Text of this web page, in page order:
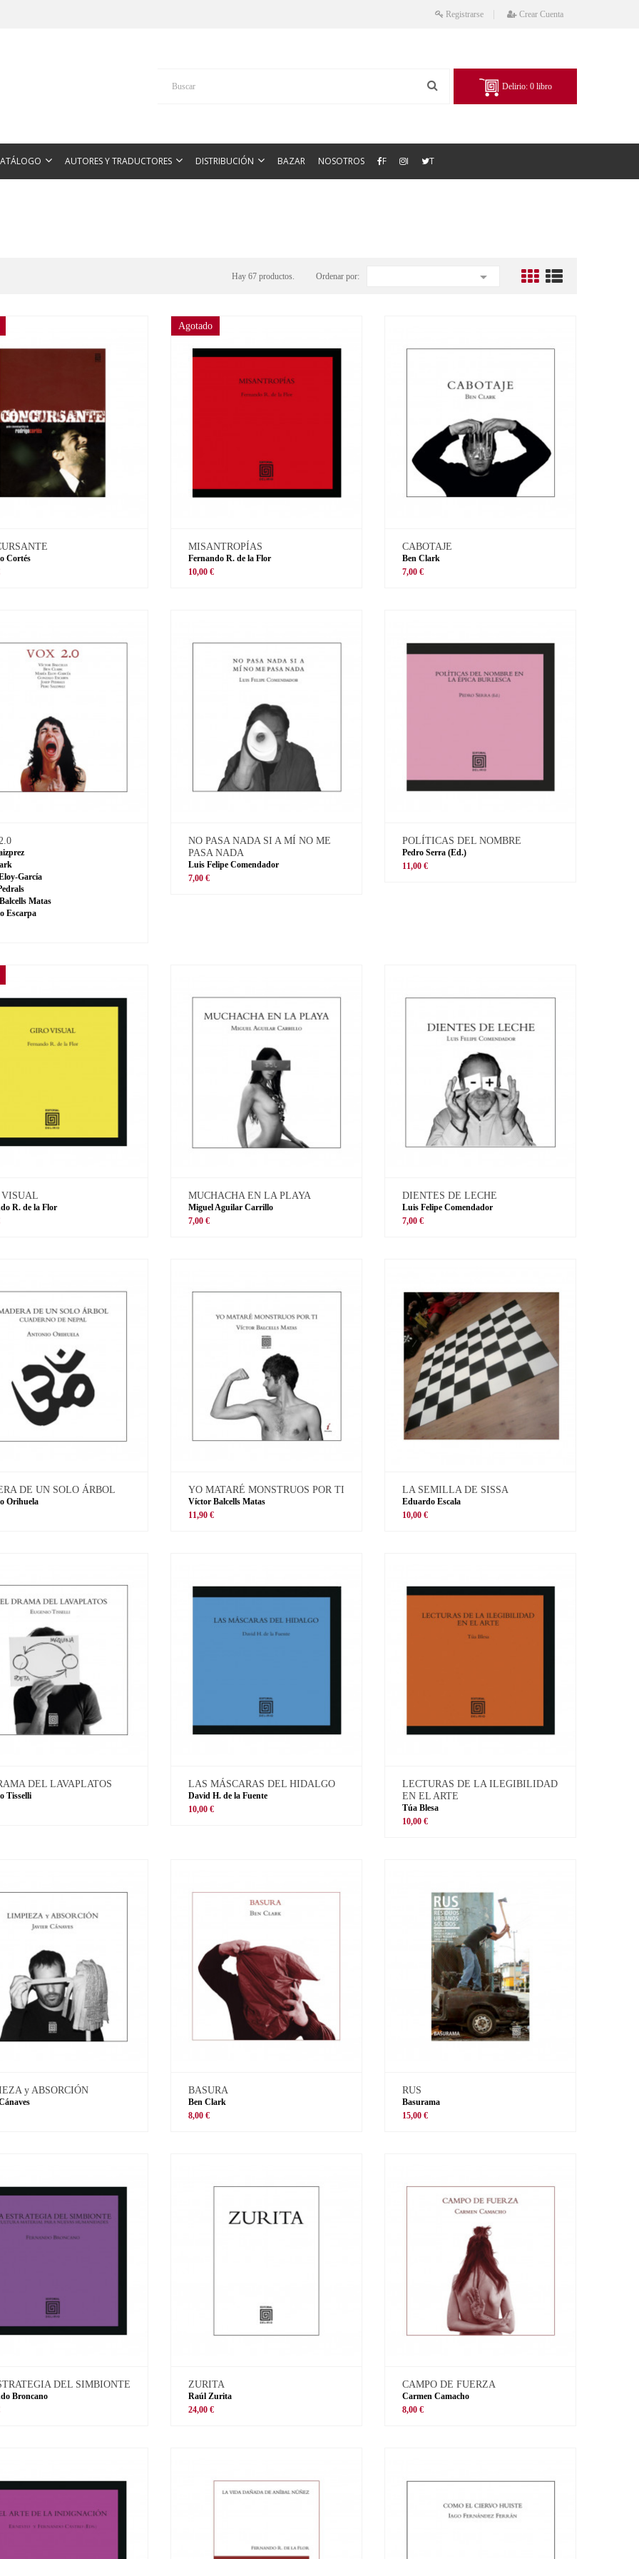
Registrarse Crear Cuenta
Delirio: 0 libro
AUTORES Y TRADUCTORES DISTRIBUCIÓN BAZAR NOSOTROS F I T
Hay 67 productos. Ordenar por: 
Cortés
Agotado
MISANTROPÍAS
Fernando R. de la Flor
10,00 €
CABOTAJE
Ben Clark
7,00 €
García
Matas
Escarpa
NO PASA NADA SI A MÍ NO ME
PASA NADA
Luis Felipe Comendador
7,00 €
POLÍTICAS DEL NOMBRE
Pedro Serra (Ed.)
11,00 €
VISUAL
R. de la Flor
MUCHACHA EN LA PLAYA
Miguel Aguilar Carrillo
7,00 €
DIENTES DE LECHE
Luis Felipe Comendador
7,00 €
DE UN SOLO ÁRBOL
Orihuela
YO MATARÉ MONSTRUOS POR TI
Víctor Balcells Matas
11,90 €
LA SEMILLA DE SISSA
Eduardo Escala
10,00 €
DEL LAVAPLATOS
Tisselli
LAS MÁSCARAS DEL HIDALGO
David H. de la Fuente
10,00 €
LECTURAS DE LA ILEGIBILIDAD
EN EL ARTE
Túa Blesa
10,00 €
y ABSORCIÓN BASURA
Ben Clark
8,00 €
RUS
Basurama
15,00 €
DEL SIMBIONTE
Broncano
ZURITA
Raúl Zurita
24,00 €
CAMPO DE FUERZA
Carmen Camacho
8,00 €